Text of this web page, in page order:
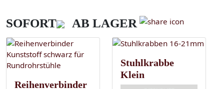
SOFORT AB LAGER
Reihenverbinder
Stuhlkrabbe
Klein